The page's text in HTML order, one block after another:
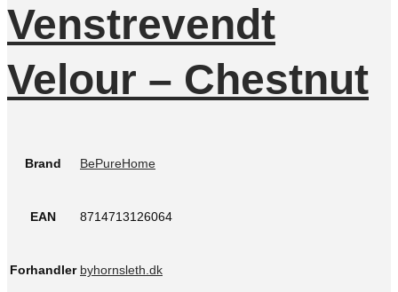
Venstrevendt
Velour – Chestnut
Brand BePureHome
EAN 8714713126064
Forhandler byhornsleth.dk